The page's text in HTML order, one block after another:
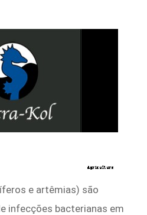
e artêmias) são
infecções bacterianas em